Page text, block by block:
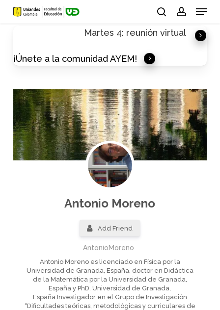
Skip
Menu
Martes 4: reunión virtual
¡Únete a la comunidad AYEM!
Antonio Moreno
Add Friend
AntonioMoreno
Antonio Moreno es licenciado en Física por la
Universidad de Granada, España, doctor en Didáctica
de la Matemática por la Universidad de Granada,
España y PhD. Universidad de Granada,
España.Investigador en el Grupo de Investigación
“Dificultades teóricas, metodológicas y curriculares de